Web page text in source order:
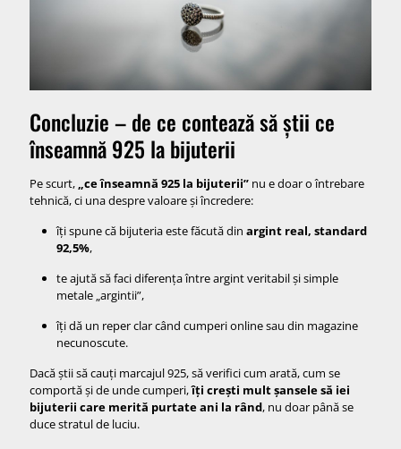
Concluzie – de ce contează să știi ce
înseamnă 925 la bijuterii
Pe scurt, „ce înseamnă 925 la bijuterii” nu e doar o întrebare
tehnică, ci una despre valoare și încredere:
îți spune că bijuteria este făcută din argint real, standard
92,5%,
te ajută să faci diferența între argint veritabil și simple
metale „argintii”,
îți dă un reper clar când cumperi online sau din magazine
necunoscute.
Dacă știi să cauți marcajul 925, să verifici cum arată, cum se
comportă și de unde cumperi,îți crești mult șansele să iei
bijuterii care merită purtate ani la rând, nu doar până se
duce stratul de luciu.